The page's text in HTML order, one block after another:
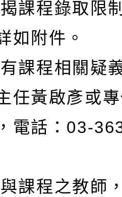
課程錄取限
如附件。
課程相關疑
任黃啟彥或
電話：03-
課程之教師